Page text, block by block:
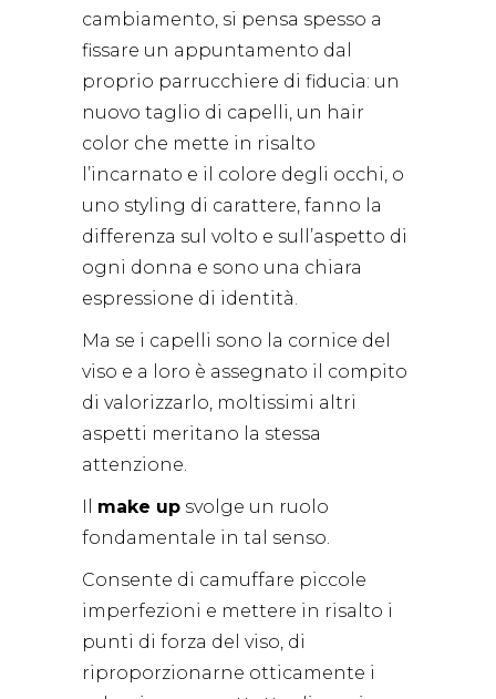
cambiamento, si pensa spesso a
fissare un appuntamento dal
proprio parrucchiere di fiducia: un
nuovo taglio di capelli, un hair
color che mette in risalto
l’incarnato e il colore degli occhi, o
uno styling di carattere, fanno la
differenza sul volto e sull’aspetto di
ogni donna e sono una chiara
espressione di identità.
Ma se i capelli sono la cornice del
viso e a loro è assegnato il compito
di valorizzarlo, moltissimi altri
aspetti meritano la stessa
attenzione.
Il make up svolge un ruolo
fondamentale in tal senso.
Consente di camuffare piccole
imperfezioni e mettere in risalto i
punti di forza del viso, di
riproporzionarne otticamente i